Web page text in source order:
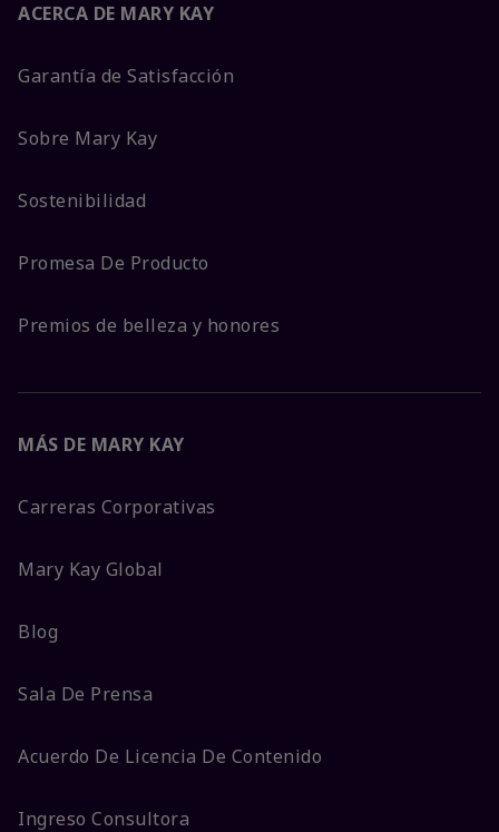
ACERCA DE MARY KAY
Garantía de Satisfacción
Sobre Mary Kay
Sostenibilidad
Promesa De Producto
Premios de belleza y honores
MÁS DE MARY KAY
Carreras Corporativas
Mary Kay Global
Blog
Sala De Prensa
Acuerdo De Licencia De Contenido
Ingreso Consultora